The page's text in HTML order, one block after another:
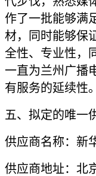
作了一批能够满
材，同时能够保
全性、专业性，
一直为兰州广播
有服务的延续性。
五、拟定的唯一
供应商名称：新
供应商地址：北